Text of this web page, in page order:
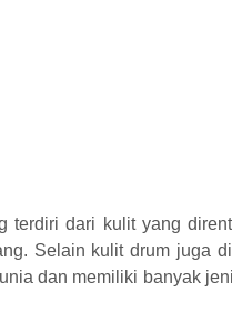
dari kulit yang
Selain kulit drum juga
dan memiliki banyak